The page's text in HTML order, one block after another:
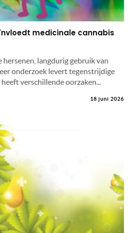
medicinale cannabis
hersenen, langdurig gebruik van
onderzoek levert tegenstrijdige
verschillende oorzaken...
18 juni 2026